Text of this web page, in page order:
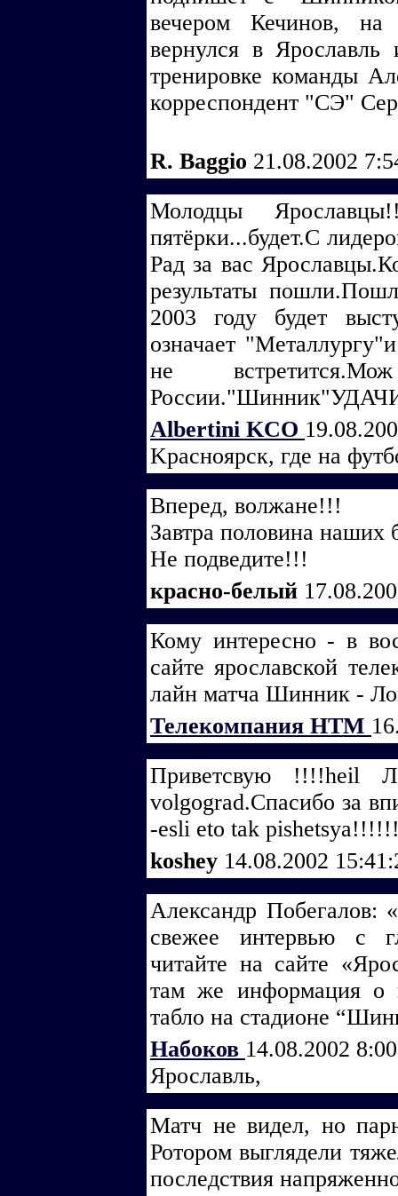
вечером Кечинов,
вернулся в
тренировке команды
корреспондент "СЭ"
R. Baggio 21.08.2002
Молодцы
пятёрки...будет.С
Рад за вас
результаты
2003 году будет
означает
не
Albertini KCO
Kрасноярск, где на
Вперед, волжане!!!
Завтра половина наших
Не подведите!!!
красно-белый
Кому интересно - в
сайте ярославской
лайн матча Шинник -
Телекомпания НТМ
Приветсвую !!!!heil
volgograd.Спасибо за
-esli eto tak
koshey 14.08.2002
Александр Побегалов:
свежее интервью с
читайте на сайте
там же информация о
табло на стадионе
Набоков 14.08.2002
Ярославль,
Матч не видел, но
Ротором выглядели
последствия